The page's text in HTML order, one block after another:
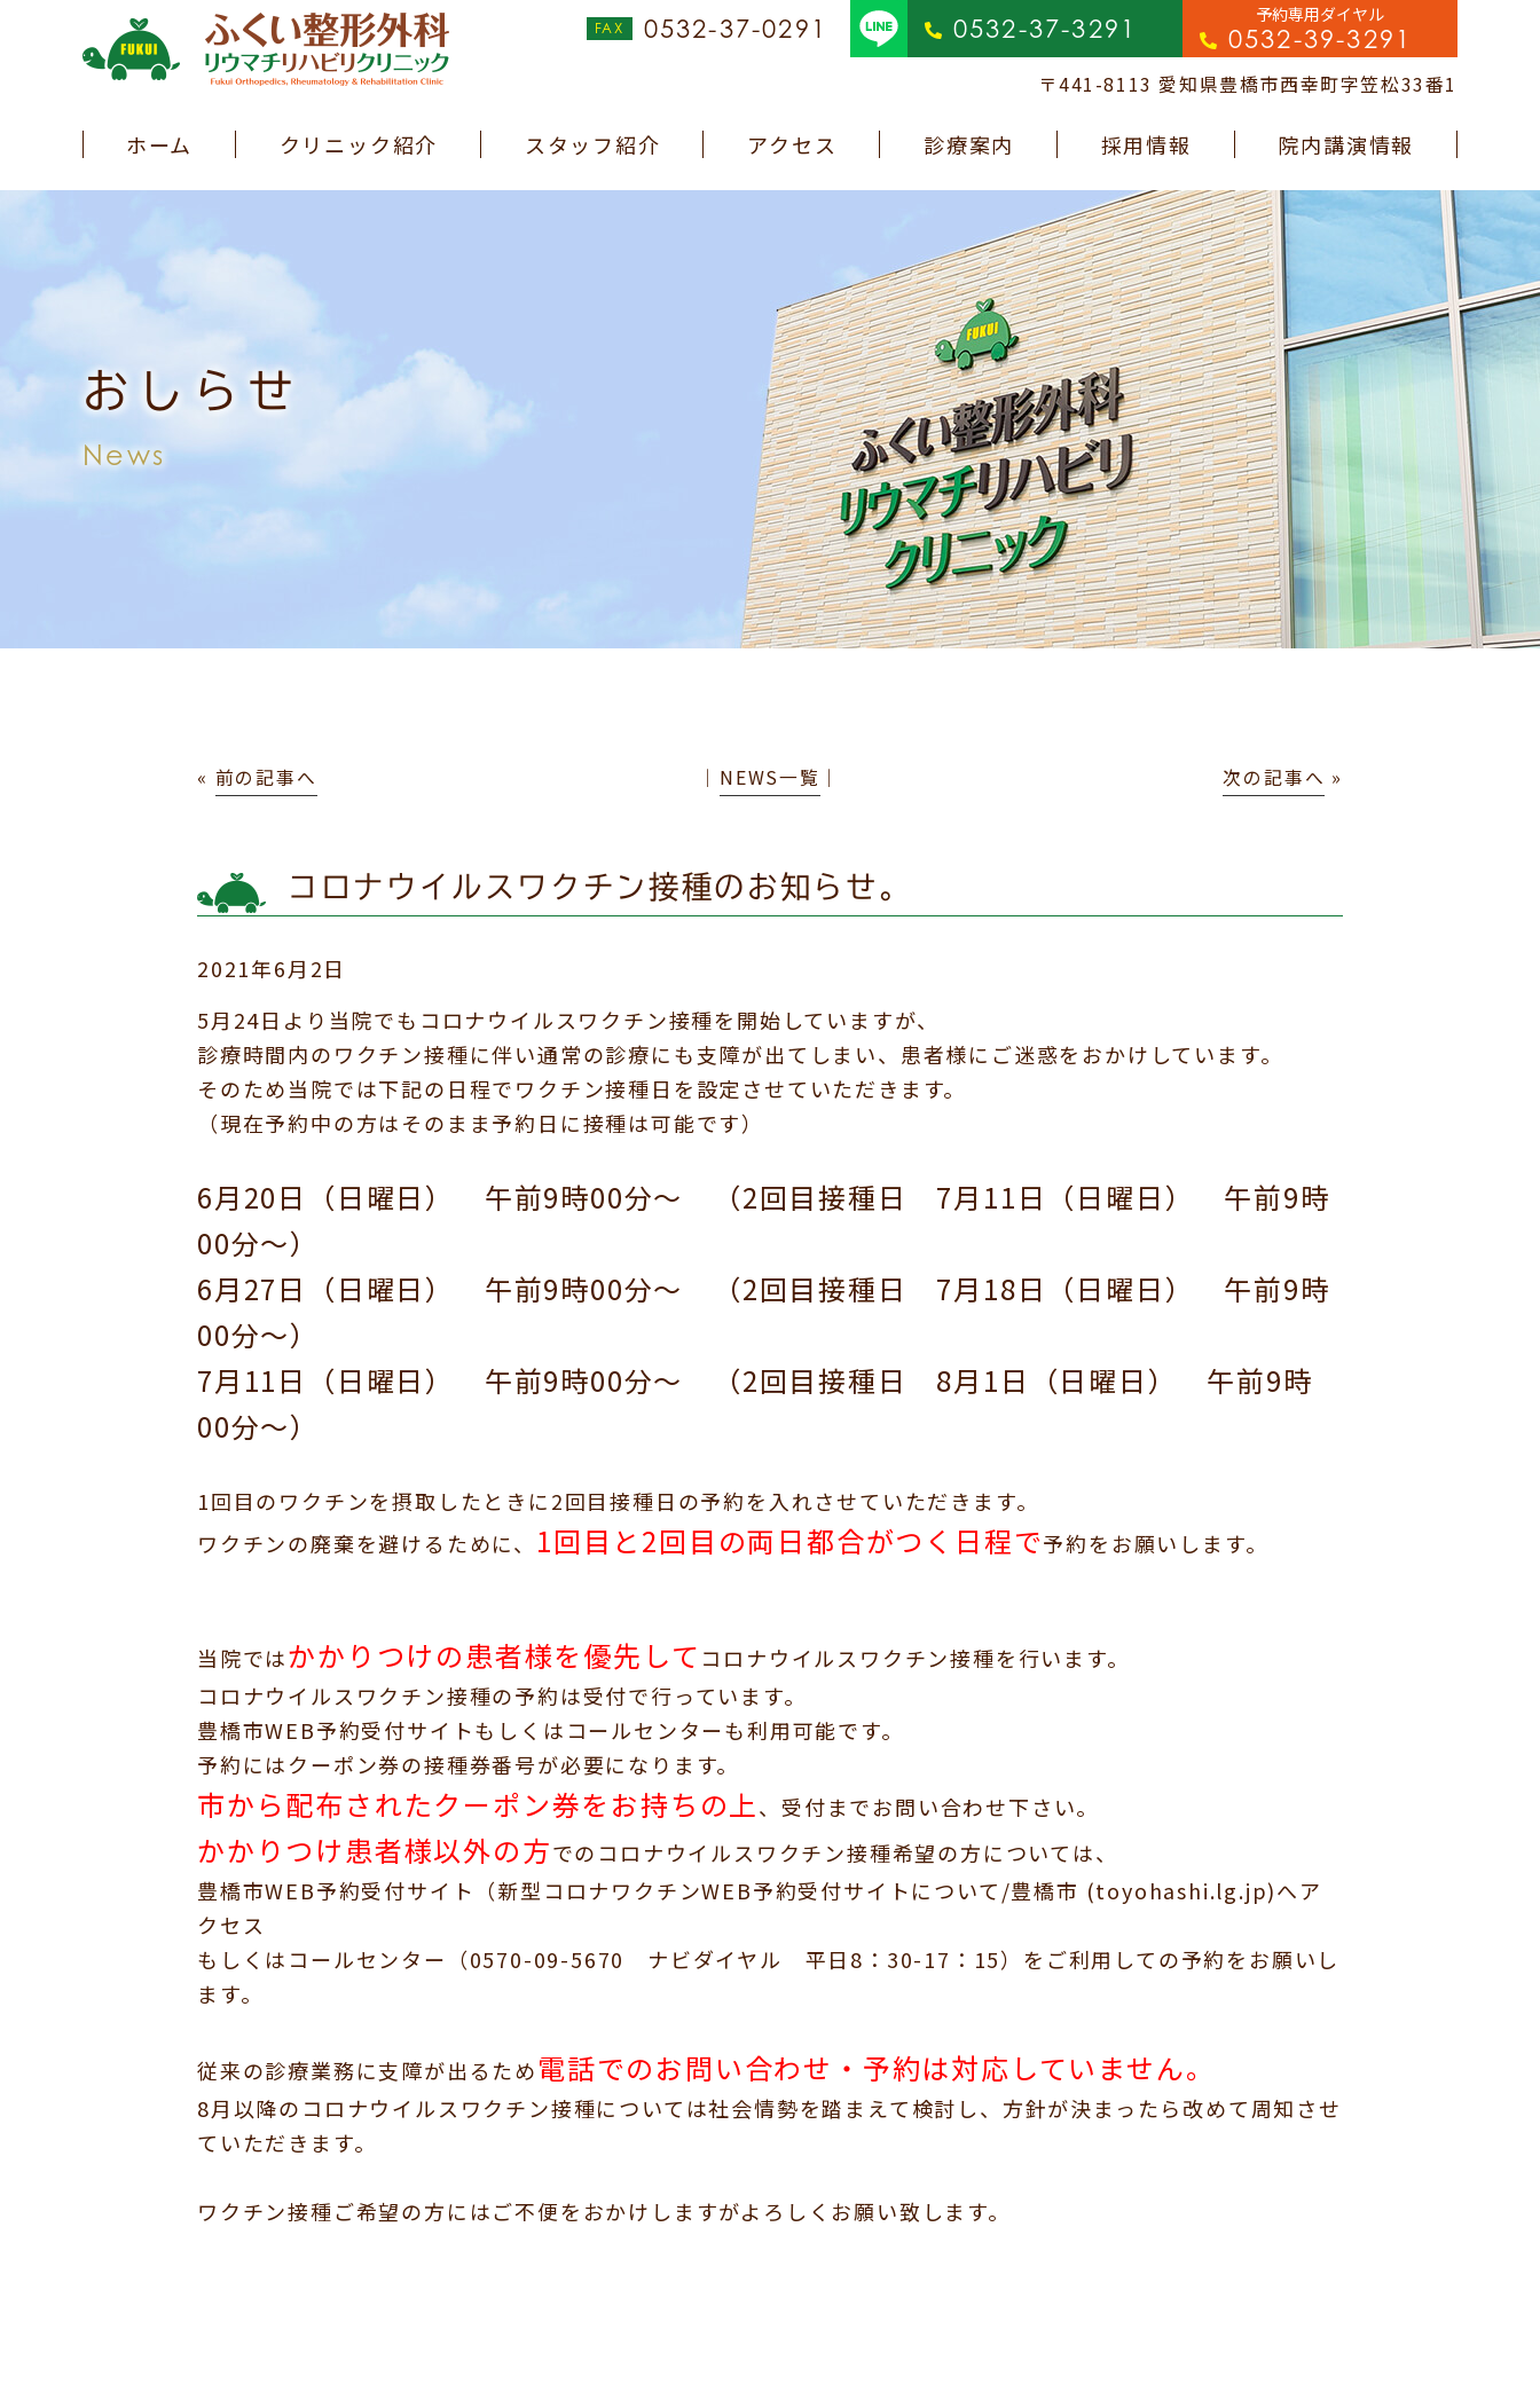
0532-37-0291 0532-37-3291
予約専用ダイヤル
0532-39-3291
〒441-8113 愛知県豊橋市西幸町字笠松33番1
ホーム クリニック紹介 スタッフ紹介 アクセス 診療案内 採用情報 院内講演情報
おしらせ
News
« 前の記事へ │ NEWS一覧 │ 次の記事へ »
コロナウイルスワクチン接種のお知らせ。
2021年6月2日
5月24日より当院でもコロナウイルスワクチン接種を開始していますが、
診療時間内のワクチン接種に伴い通常の診療にも支障が出てしまい、患者様にご迷惑をおかけしています。
そのため当院では下記の日程でワクチン接種日を設定させていただきます。
（現在予約中の方はそのまま予約日に接種は可能です）
6月20日（日曜日） 午前9時00分～ （2回目接種日 7月11日（日曜日） 午前9時
00分～）
6月27日（日曜日） 午前9時00分～ （2回目接種日 7月18日（日曜日） 午前9時
00分～）
7月11日（日曜日） 午前9時00分～ （2回目接種日 8月1日（日曜日） 午前9時
00分～）
1回目のワクチンを摂取したときに2回目接種日の予約を入れさせていただきます。
ワクチンの廃棄を避けるために、 1回目と2回目の両日都合がつく日程で予約をお願いします。
当院ではかかりつけの患者様を優先して コロナウイルスワクチン接種を行います。
コロナウイルスワクチン接種の予約は受付で行っています。
豊橋市WEB予約受付サイトもしくはコールセンターも利用可能です。
予約にはクーポン券の接種券番号が必要になります。
市から配布されたクーポン券をお持ちの上、受付までお問い合わせ下さい。
かかりつけ患者様以外の方でのコロナウイルスワクチン接種希望の方については、
豊橋市WEB予約受付サイト（新型コロナワクチンWEB予約受付サイトについて/豊橋市 (toyohashi.lg.jp)へア
クセス
もしくはコールセンター（0570-09-5670 ナビダイヤル 平日8：30-17：15）をご利用しての予約をお願いし
ます。
従来の診療業務に支障が出るため電話でのお問い合わせ・予約は対応していません。
8月以降のコロナウイルスワクチン接種については社会情勢を踏まえて検討し、方針が決まったら改めて周知させ
ていただきます。
ワクチン接種ご希望の方にはご不便をおかけしますがよろしくお願い致します。